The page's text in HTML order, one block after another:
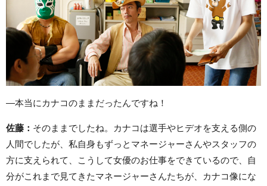
—本当にカナコのままだったんですね！
佐藤： そのままでしたね。カナコは選手やヒデオを支える側の
人間でしたが、私自身もずっとマネージャーさんやスタッフの
方に支えられて、こうして女優のお仕事をできているので、自
分がこれまで見てきたマネージャーさんたちが、カナコ像にな